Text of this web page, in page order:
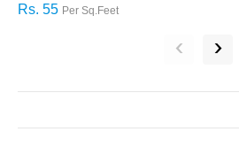
Rs. 55 Per Sq.Feet
‹ ›